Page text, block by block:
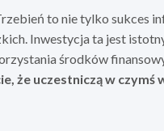
to nie tylko sukces
Inwestycja ta jest
środków
że uczestniczą w czymś